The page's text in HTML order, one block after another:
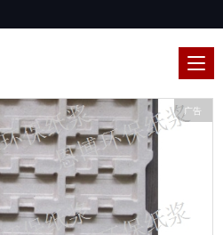
广告